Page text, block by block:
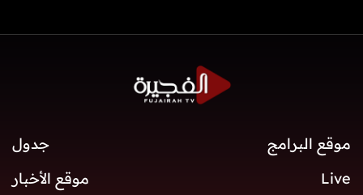
موقع البرامج
جدول
Live
موقع الأخبار